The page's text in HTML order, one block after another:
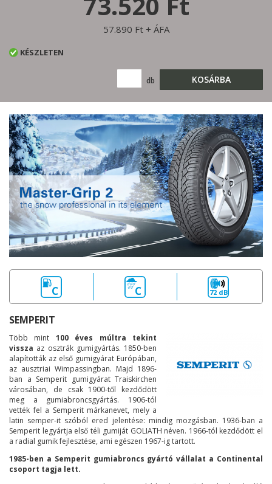
57.890 Ft + ÁFA
KÉSZLETEN
db KOSÁRBA
C C 72 dB
SEMPERIT
Több mint 100 éves múltra tekint
vissza az osztrák gumigyártás. 1850-ben
alapították az első gumigyárat Európában,
az ausztriai Wimpassingban. Majd 1896-
ban a Semperit gumigyárat Traiskirchen
városában, de csak 1900-től kezdődött
meg a gumiabroncsgyártás. 1906-tól
vették fel a Semperit márkanevet, mely a
latin semper-it szóból ered jelentése: mindig mozgásban. 1936-ban a
Semperit legyártja első téli gumiját GOLIATH néven. 1966-tól kezdődött el
a radial gumik fejlesztése, ami egészen 1967-ig tartott.
1985-ben a Semperit gumiabroncs gyártó vállalat a Continental
csoport tagja lett.